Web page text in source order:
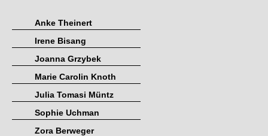
Anke Theinert
Irene Bisang
Joanna Grzybek
Marie Carolin Knoth
Julia Tomasi Müntz
Sophie Uchman
Zora Berweger